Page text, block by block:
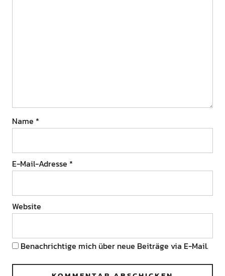
Name *
E-Mail-Adresse *
Website
Benachrichtige mich über neue Beiträge via E-Mail.